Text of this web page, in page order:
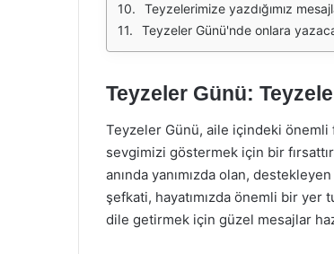
Teyzelerimize yazdığımız mesajlar, onlara olan bağlılığımızı ve sevgimizi pekiştirecektir. Belki de onlara bir şarkı
Teyzeler Günü'nde onlara yazacağımız mesajlarla birlikte, onlara olan sevgimizi her zaman
Teyzeler Günü:
Teyzeler Günü, aile içindeki
sevgimizi göstermek için bir
anında yanımızda olan,
şefkati, hayatımızda önemli bir yer
dile getirmek için güzel mesajlar